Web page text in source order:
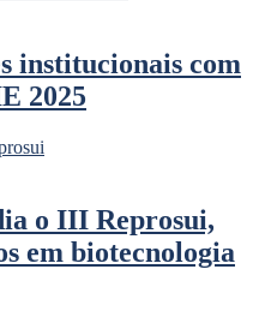
institucionais com
2025
o III Reprosui,
em biotecnologia